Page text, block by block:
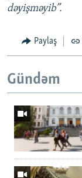
dəyişməyib”.
Paylaş
Gündəm